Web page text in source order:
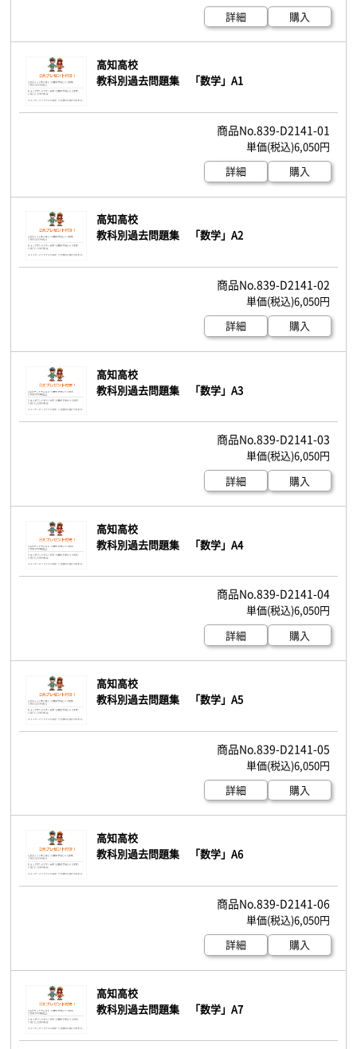
詳細
購入
高知高校
教科別過去問題集 「数学」A1
839-D2141-01
6,050円
詳細
購入
高知高校
教科別過去問題集 「数学」A2
839-D2141-02
6,050円
詳細
購入
高知高校
教科別過去問題集 「数学」A3
839-D2141-03
6,050円
詳細
購入
高知高校
教科別過去問題集 「数学」A4
839-D2141-04
6,050円
詳細
購入
高知高校
教科別過去問題集 「数学」A5
839-D2141-05
6,050円
詳細
購入
高知高校
教科別過去問題集 「数学」A6
839-D2141-06
6,050円
詳細
購入
高知高校
教科別過去問題集 「数学」A7